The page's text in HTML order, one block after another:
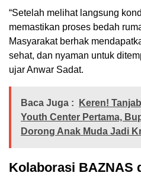
“Setelah melihat langsung
memastikan proses bedah
Masyarakat berhak
sehat, dan nyaman untuk
ujar Anwar Sadat.
Baca Juga :
Keren!
Youth Center Pertama,
Dorong Anak Muda Jadi
Kolaborasi BAZNAS